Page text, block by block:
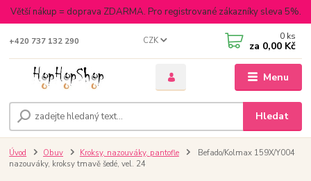
Větší nákup = doprava ZDARMA. Pro registrované zákazníky sleva 5%.
Menu
CZK
Hledat
+420 737 132 290 0 ks
za 0,00 Kč
Úvod Obuv Kroksy, nazouváky, pantofle
Befado/Kolmax 159X/Y004
nazouváky, kroksy tmavě šedé, vel. 24